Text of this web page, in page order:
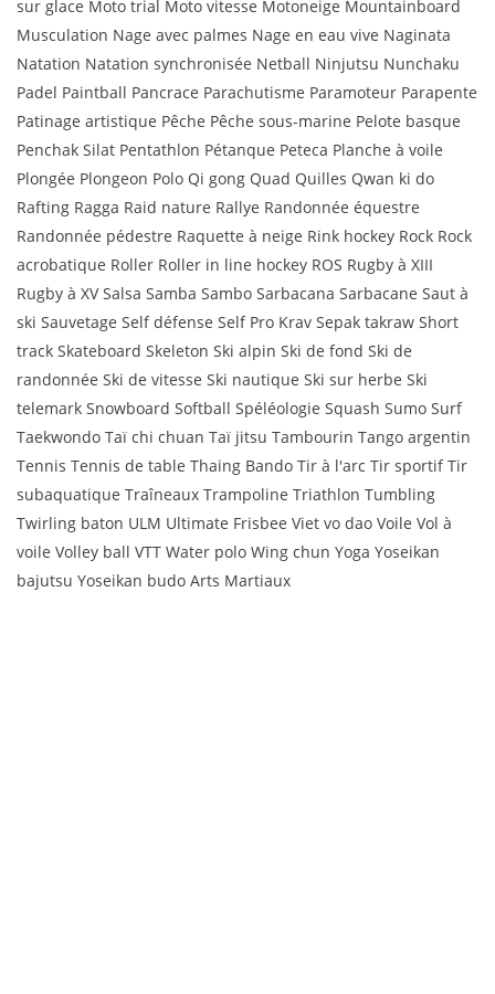
sur glace Moto trial Moto vitesse Motoneige Mountainboard
Musculation Nage avec palmes Nage en eau vive Naginata
Natation Natation synchronisée Netball Ninjutsu Nunchaku
Padel Paintball Pancrace Parachutisme Paramoteur Parapente
Patinage artistique Pêche Pêche sous-marine Pelote basque
Penchak Silat Pentathlon Pétanque Peteca Planche à voile
Plongée Plongeon Polo Qi gong Quad Quilles Qwan ki do
Rafting Ragga Raid nature Rallye Randonnée équestre
Randonnée pédestre Raquette à neige Rink hockey Rock Rock
acrobatique Roller Roller in line hockey ROS Rugby à XIII
Rugby à XV Salsa Samba Sambo Sarbacana Sarbacane Saut à
ski Sauvetage Self défense Self Pro Krav Sepak takraw Short
track Skateboard Skeleton Ski alpin Ski de fond Ski de
randonnée Ski de vitesse Ski nautique Ski sur herbe Ski
telemark Snowboard Softball Spéléologie Squash Sumo Surf
Taekwondo Taï chi chuan Taï jitsu Tambourin Tango argentin
Tennis Tennis de table Thaing Bando Tir à l'arc Tir sportif Tir
subaquatique Traîneaux Trampoline Triathlon Tumbling
Twirling baton ULM Ultimate Frisbee Viet vo dao Voile Vol à
voile Volley ball VTT Water polo Wing chun Yoga Yoseikan
bajutsu Yoseikan budo Arts Martiaux